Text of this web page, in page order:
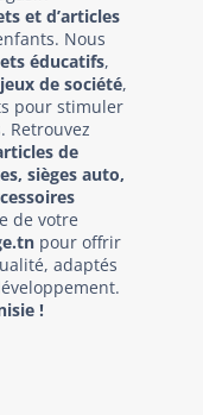
et d’articles
Nous
éducatifs,
jeux de société,
pour stimuler
Retrouvez
de
sièges auto,
de votre
pour offrir
adaptés
!